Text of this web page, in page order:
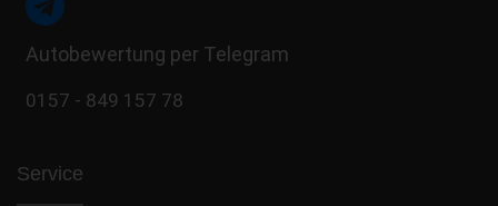
Autobewertung per Telegram
0157 - 849 157 78
Service